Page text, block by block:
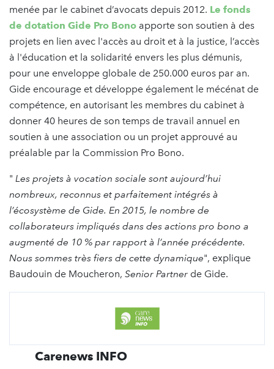
menée par le cabinet d’avocats depuis 2012. Le fonds
de dotation Gide Pro Bono apporte son soutien à des
projets en lien avec l'accès au droit et à la justice, l’accès
à l'éducation et la solidarité envers les plus démunis,
pour une enveloppe globale de 250.000 euros par an.
Gide encourage et développe également le mécénat de
compétence, en autorisant les membres du cabinet à
donner 40 heures de son temps de travail annuel en
soutien à une association ou un projet approuvé au
préalable par la Commission Pro Bono.
" Les projets à vocation sociale sont aujourd’hui
nombreux, reconnus et parfaitement intégrés à
l’écosystème de Gide. En 2015, le nombre de
collaborateurs impliqués dans des actions pro bono a
augmenté de 10 % par rapport à l’année précédente.
Nous sommes très fiers de cette dynamique", explique
Baudouin de Moucheron, Senior Partner de Gide.
Carenews INFO